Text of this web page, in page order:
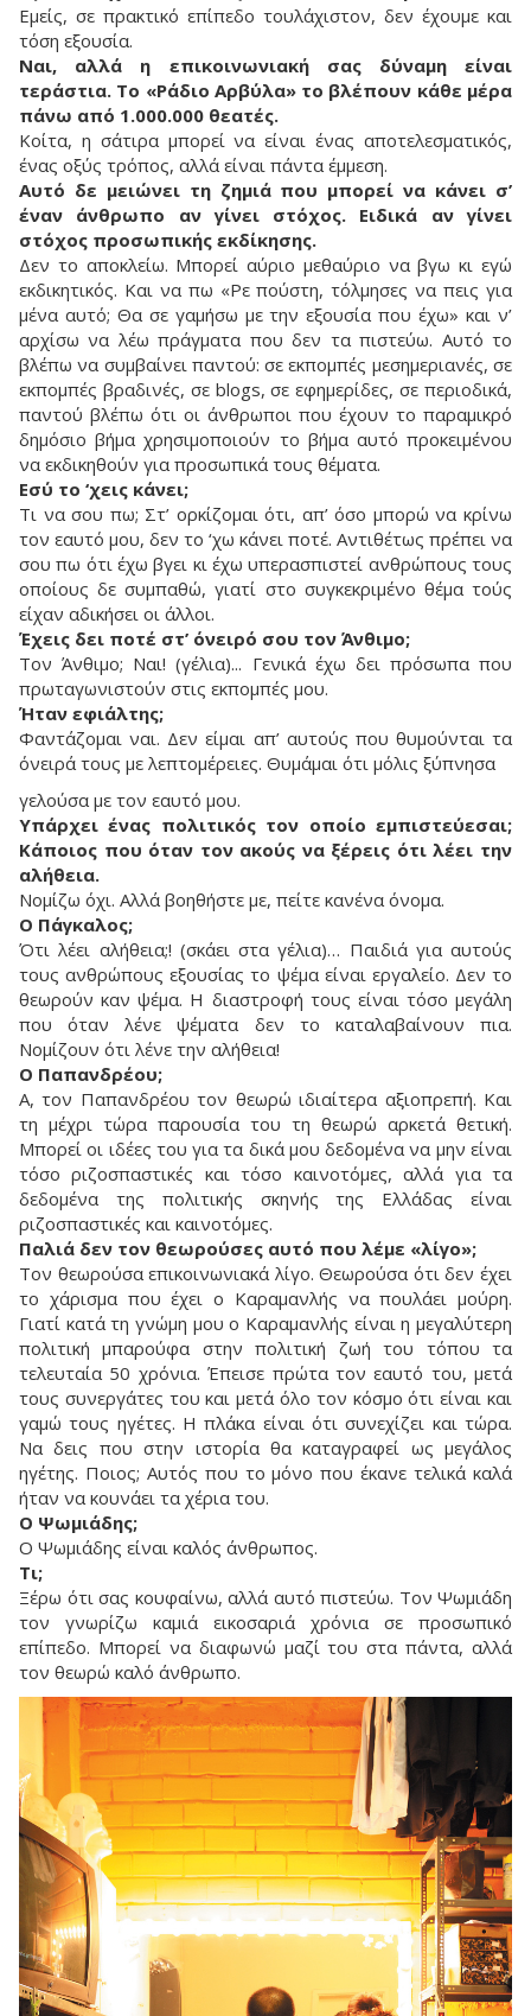
Εμείς, σε πρακτικό επίπεδο τουλάχιστον, δεν έχουμε και
τόση εξουσία.
Ναι, αλλά η επικοινωνιακή σας δύναμη είναι
τεράστια. Το «Ράδιο Αρβύλα» το βλέπουν κάθε μέρα
πάνω από 1.000.000 θεατές.
Κοίτα, η σάτιρα μπορεί να είναι ένας αποτελεσματικός,
ένας οξύς τρόπος, αλλά είναι πάντα έμμεση.
Αυτό δε μειώνει τη ζημιά που μπορεί να κάνει σ’
έναν άνθρωπο αν γίνει στόχος. Ειδικά αν γίνει
στόχος προσωπικής εκδίκησης.
Δεν το αποκλείω. Μπορεί αύριο μεθαύριο να βγω κι εγώ
εκδικητικός. Και να πω «Ρε πούστη, τόλμησες να πεις για
μένα αυτό; Θα σε γαμήσω με την εξουσία που έχω» και ν’
αρχίσω να λέω πράγματα που δεν τα πιστεύω. Αυτό το
βλέπω να συμβαίνει παντού: σε εκπομπές μεσημεριανές, σε
εκπομπές βραδινές, σε blogs, σε εφημερίδες, σε περιοδικά,
παντού βλέπω ότι οι άνθρωποι που έχουν το παραμικρό
δημόσιο βήμα χρησιμοποιούν το βήμα αυτό προκειμένου
να εκδικηθούν για προσωπικά τους θέματα.
Εσύ το ‘χεις κάνει;
Τι να σου πω; Στ’ ορκίζομαι ότι, απ’ όσο μπορώ να κρίνω
τον εαυτό μου, δεν το ‘χω κάνει ποτέ. Αντιθέτως πρέπει να
σου πω ότι έχω βγει κι έχω υπερασπιστεί ανθρώπους τους
οποίους δε συμπαθώ, γιατί στο συγκεκριμένο θέμα τούς
είχαν αδικήσει οι άλλοι.
Έχεις δει ποτέ στ’ όνειρό σου τον Άνθιμο;
Τον Άνθιμο; Ναι! (γέλια)... Γενικά έχω δει πρόσωπα που
πρωταγωνιστούν στις εκπομπές μου.
Ήταν εφιάλτης;
Φαντάζομαι ναι. Δεν είμαι απ’ αυτούς που θυμούνται τα
όνειρά τους με λεπτομέρειες. Θυμάμαι ότι μόλις ξύπνησα
γελούσα με τον εαυτό μου.
Υπάρχει ένας πολιτικός τον οποίο εμπιστεύεσαι;
Κάποιος που όταν τον ακούς να ξέρεις ότι λέει την
αλήθεια.
Νομίζω όχι. Αλλά βοηθήστε με, πείτε κανένα όνομα.
Ο Πάγκαλος;
Ότι λέει αλήθεια;! (σκάει στα γέλια)… Παιδιά για αυτούς
τους ανθρώπους εξουσίας το ψέμα είναι εργαλείο. Δεν το
θεωρούν καν ψέμα. Η διαστροφή τους είναι τόσο μεγάλη
που όταν λένε ψέματα δεν το καταλαβαίνουν πια.
Νομίζουν ότι λένε την αλήθεια!
Ο Παπανδρέου;
Α, τον Παπανδρέου τον θεωρώ ιδιαίτερα αξιοπρεπή. Και
τη μέχρι τώρα παρουσία του τη θεωρώ αρκετά θετική.
Μπορεί οι ιδέες του για τα δικά μου δεδομένα να μην είναι
τόσο ριζοσπαστικές και τόσο καινοτόμες, αλλά για τα
δεδομένα της πολιτικής σκηνής της Ελλάδας είναι
ριζοσπαστικές και καινοτόμες.
Παλιά δεν τον θεωρούσες αυτό που λέμε «λίγο»;
Τον θεωρούσα επικοινωνιακά λίγο. Θεωρούσα ότι δεν έχει
το χάρισμα που έχει ο Καραμανλής να πουλάει μούρη.
Γιατί κατά τη γνώμη μου ο Καραμανλής είναι η μεγαλύτερη
πολιτική μπαρούφα στην πολιτική ζωή του τόπου τα
τελευταία 50 χρόνια. Έπεισε πρώτα τον εαυτό του, μετά
τους συνεργάτες του και μετά όλο τον κόσμο ότι είναι και
γαμώ τους ηγέτες. Η πλάκα είναι ότι συνεχίζει και τώρα.
Να δεις που στην ιστορία θα καταγραφεί ως μεγάλος
ηγέτης. Ποιος; Αυτός που το μόνο που έκανε τελικά καλά
ήταν να κουνάει τα χέρια του.
Ο Ψωμιάδης;
Ο Ψωμιάδης είναι καλός άνθρωπος.
Τι;
Ξέρω ότι σας κουφαίνω, αλλά αυτό πιστεύω. Τον Ψωμιάδη
τον γνωρίζω καμιά εικοσαριά χρόνια σε προσωπικό
επίπεδο. Μπορεί να διαφωνώ μαζί του στα πάντα, αλλά
τον θεωρώ καλό άνθρωπο.